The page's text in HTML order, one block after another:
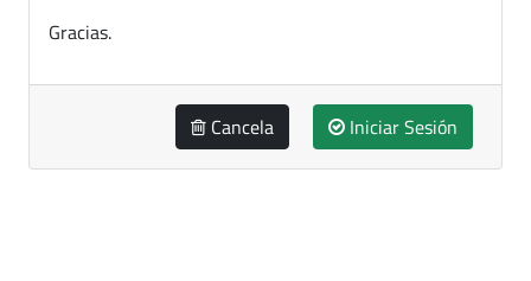
Gracias.
Cancela Iniciar Sesión